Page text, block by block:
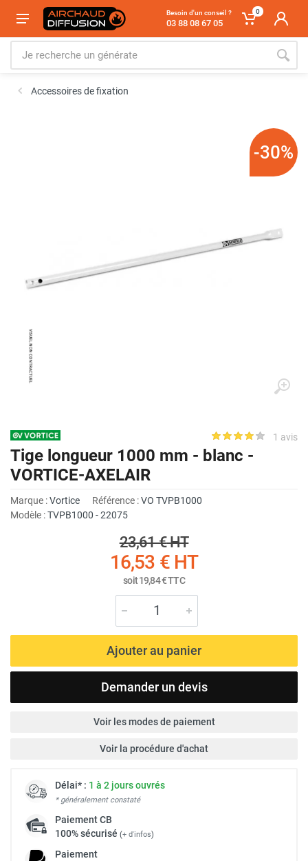
Besoin d'un conseil ?
03 88 08 67 05
0
Accessoires de fixation
-30%
1 avis
Tige longueur 1000 mm - blanc -
VORTICE-AXELAIR
Marque :Vortice Référence :VO TVPB1000
Modèle :TVPB1000 - 22075
23,61 €HT
16,53 €HT
soit19,84 €TTC
Ajouter au panier
Demander un devis
Voir les modes de paiement
Voir la procédure d'achat
Délai* : 1 à 2 jours ouvrés
* généralement constaté
PaiementCB
100% sécurisé (+ d'infos)
Paiement